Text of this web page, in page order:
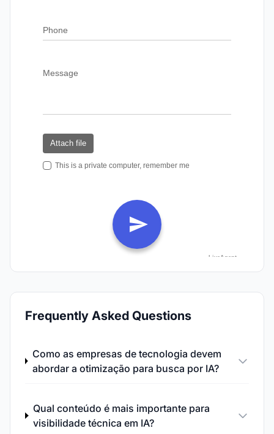
Frequently Asked Questions
Como as empresas de tecnologia devem
abordar a otimização para busca por IA?
Qual conteúdo é mais importante para
visibilidade técnica em IA?